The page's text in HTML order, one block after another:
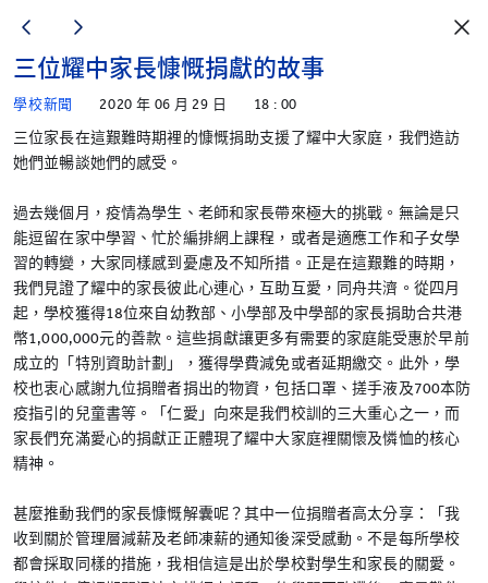
三位耀中家長慷慨捐獻的故事
學校新聞 2020 年 06 月 29 日 18 : 00
三位家長在這艱難時期裡的慷慨捐助支援了耀中大家庭，我們造訪
她們並暢談她們的感受。
過去幾個月，疫情為學生、老師和家長帶來極大的挑戰。無論是只
能逗留在家中學習、忙於編排網上課程，或者是適應工作和子女學
習的轉變，大家同樣感到憂慮及不知所措。正是在這艱難的時期，
我們見證了耀中的家長彼此心連心，互助互愛，同舟共濟。從四月
起，學校獲得18位來自幼教部、小學部及中學部的家長捐助合共港
幣1,000,000元的善款。這些捐獻讓更多有需要的家庭能受惠於早前
成立的「特別資助計劃」，獲得學費減免或者延期繳交。此外，學
校也衷心感謝九位捐贈者捐出的物資，包括口罩、搓手液及700本防
疫指引的兒童書等。「仁愛」向來是我們校訓的三大重心之一，而
家長們充滿愛心的捐獻正正體現了耀中大家庭裡關懷及憐恤的核心
精神。
甚麼推動我們的家長慷慨解囊呢？其中一位捐贈者高太分享：「我
收到關於管理層減薪及老師凍薪的通知後深受感動。不是每所學校
都會採取同樣的措施，我相信這是出於學校對學生和家長的關愛。